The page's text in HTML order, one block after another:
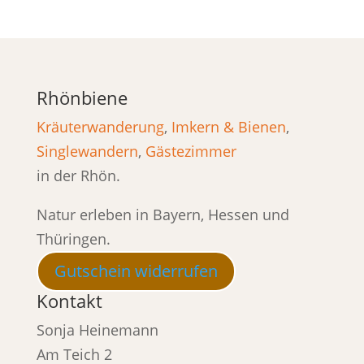
Rhönbiene
Kräuterwanderung, Imkern & Bienen,
Singlewandern, Gästezimmer
in der Rhön.
Natur erleben in Bayern, Hessen und
Thüringen.
Gutschein widerrufen
Kontakt
Sonja Heinemann
Am Teich 2